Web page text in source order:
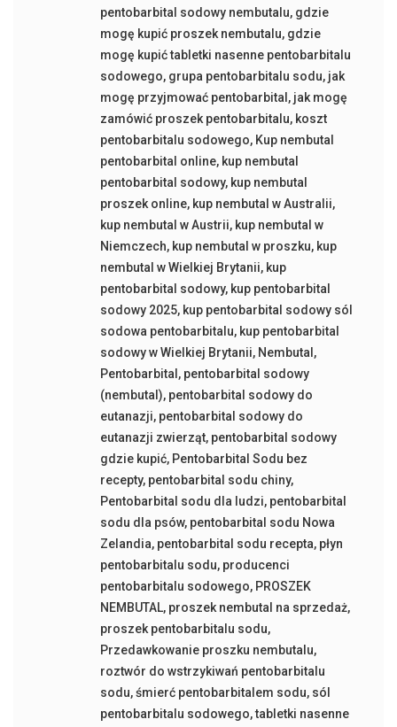
pentobarbital sodowy nembutalu, gdzie
mogę kupić proszek nembutalu, gdzie
mogę kupić tabletki nasenne pentobarbitalu
sodowego, grupa pentobarbitalu sodu, jak
mogę przyjmować pentobarbital , jak mogę
zamówić proszek pentobarbitalu, koszt
pentobarbitalu sodowego, Kup nembutal
pentobarbital online, kup nembutal
pentobarbital sodowy, kup nembutal
proszek online, kup nembutal w Australii,
kup nembutal w Austrii, kup nembutal w
Niemczech, kup nembutal w proszku, kup
nembutal w Wielkiej Brytanii, kup
pentobarbital sodowy, kup pentobarbital
sodowy 2025, kup pentobarbital sodowy sól
sodowa pentobarbitalu, kup pentobarbital
sodowy w Wielkiej Brytanii, Nembutal ,
Pentobarbital , pentobarbital sodowy
(nembutal), pentobarbital sodowy do
eutanazji, pentobarbital sodowy do
eutanazji zwierząt, pentobarbital sodowy
gdzie kupić, Pentobarbital Sodu bez
recepty, pentobarbital sodu chiny,
Pentobarbital sodu dla ludzi, pentobarbital
sodu dla psów, pentobarbital sodu Nowa
Zelandia, pentobarbital sodu recepta, płyn
pentobarbitalu sodu, producenci
pentobarbitalu sodowego, PROSZEK
NEMBUTAL, proszek nembutal na sprzedaż,
proszek pentobarbitalu sodu,
Przedawkowanie proszku nembutalu,
roztwór do wstrzykiwań pentobarbitalu
sodu,śmierć pentobarbitalem sodu, sól
pentobarbitalu sodowego,tabletki nasenne